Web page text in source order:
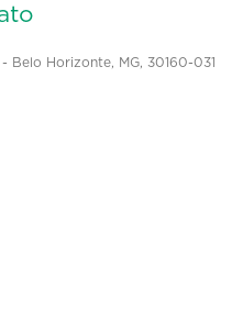
Belo Horizonte, MG, 30160-031